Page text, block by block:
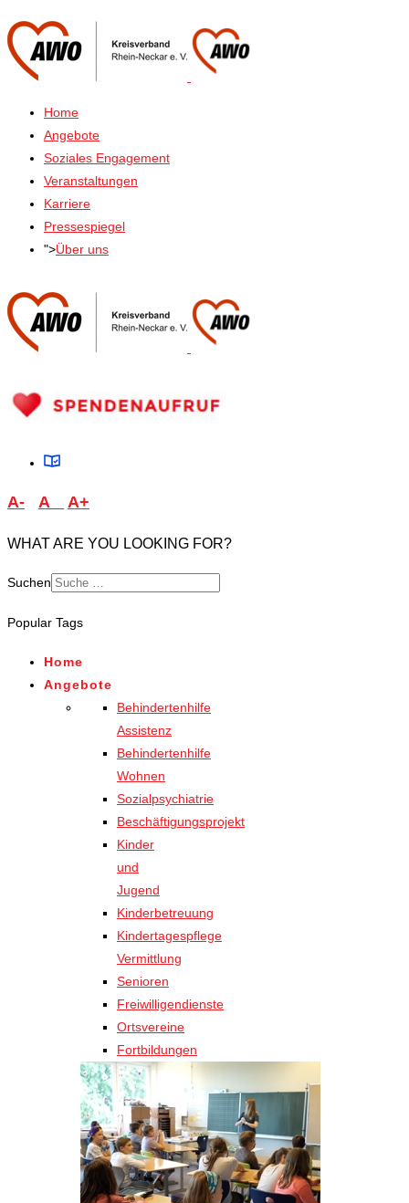
Home
Angebote
Soziales Engagement
Veranstaltungen
Karriere
Pressespiegel
">Über uns
A- A A+
WHAT ARE YOU LOOKING FOR?
Suchen
for results.
Popular Tags
Home
Angebote
Behindertenhilfe
Assistenz
Behindertenhilfe
Wohnen
Sozialpsychiatrie
Beschäftigungsprojekt
Kinder
und
Jugend
Kinderbetreuung
Kindertagespflege
Vermittlung
Senioren
Freiwilligendienste
Ortsvereine
Fortbildungen